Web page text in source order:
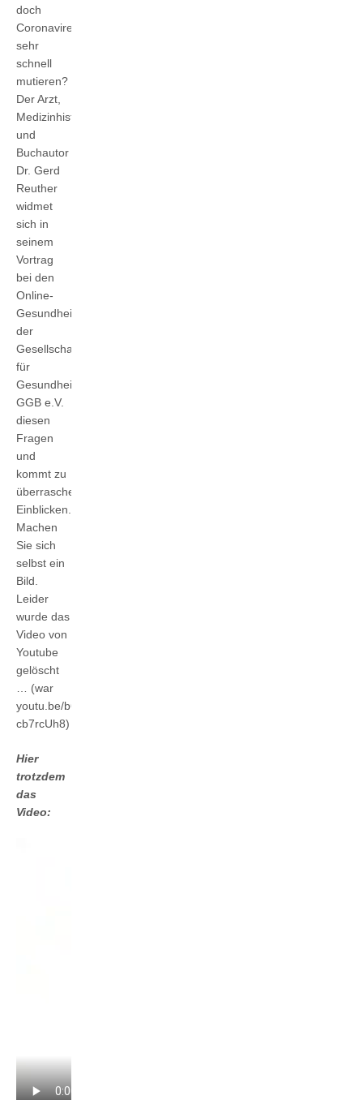
doch
Coronaviren
sehr
schnell
mutieren?
Der Arzt,
Medizinhistoriker
und
Buchautor
Dr. Gerd
Reuther
widmet
sich in
seinem
Vortrag
bei den
Online-
Gesundheitstagen
der
Gesellschaft
für
Gesundheitsberatung
GGB e.V.
diesen
Fragen
und
kommt zu
überraschenden
Einblicken.
Machen
Sie sich
selbst ein
Bild.
Leider
wurde das
Video von
Youtube
gelöscht
… (war
youtu.be/b6-
cb7rcUh8)
Hier
trotzdem
das
Video: